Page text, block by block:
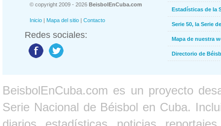
© copyright 2009 - 2026 BeisbolEnCuba.com
Inicio | Mapa del sitio | Contacto
Redes sociales:
Estadísticas de la
Serie 50, la Serie
Mapa de nuestra
Directorio de
BeisbolEnCuba.com es un proyecto
Serie Nacional de Béisbol en Cuba.